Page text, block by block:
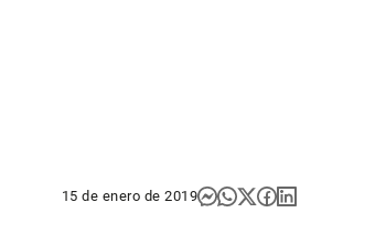
15 de enero de 2019